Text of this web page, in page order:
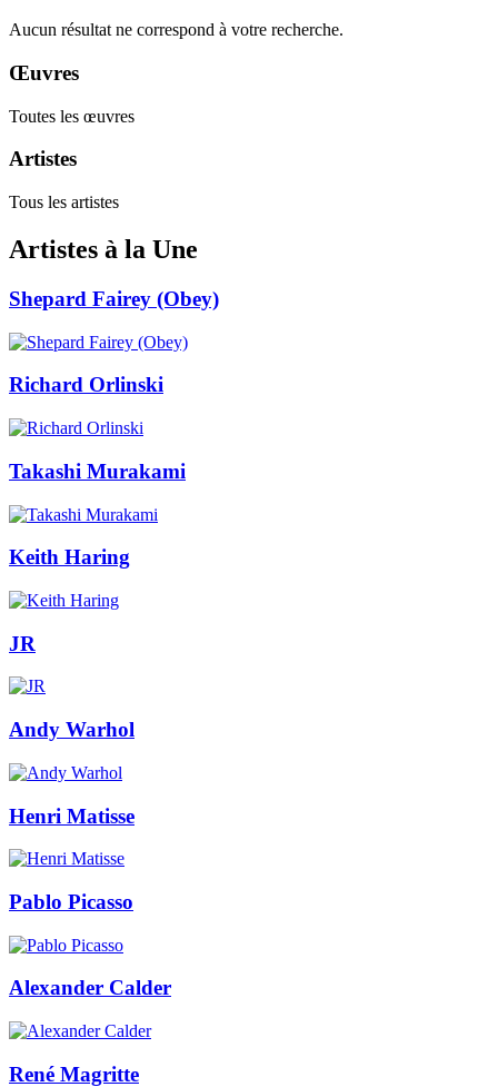
Aucun résultat ne correspond à votre recherche.
Œuvres
Toutes les œuvres
Artistes
Tous les artistes
Artistes à la Une
Shepard Fairey (Obey)
Richard Orlinski
Takashi Murakami
Keith Haring
JR
Andy Warhol
Henri Matisse
Pablo Picasso
Alexander Calder
René Magritte